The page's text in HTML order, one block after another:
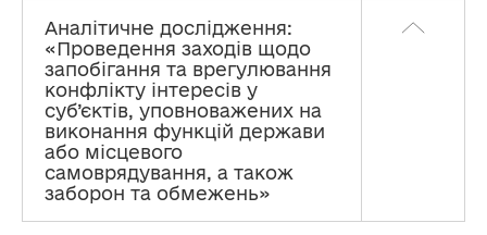
Аналітичне дослідження:
«Проведення заходів щодо
запобігання та врегулювання
конфлікту інтересів у
суб’єктів, уповноважених на
виконання функцій держави
або місцевого
самоврядування, а також
заборон та обмежень»